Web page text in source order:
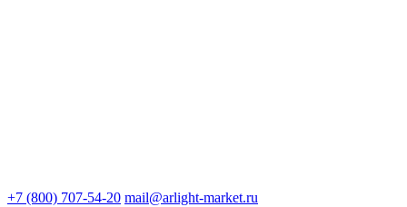
+7 (800) 707-54-20 mail@arlight-market.ru